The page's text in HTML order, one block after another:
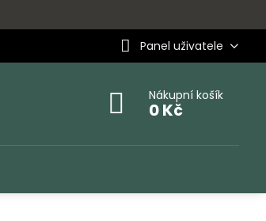
Panel uživatele
Nákupní košík
0 Kč